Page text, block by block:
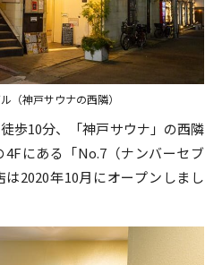
（神戸サウナの西隣）
歩10分、「神戸サウナ」の西隣
にある「No.7（ナンバーセブ
2020年10月にオープンしまし